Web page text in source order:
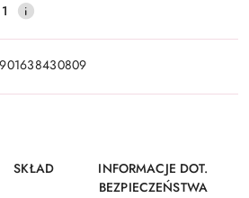
SKŁAD
INFORMACJE DOT.
BEZPIECZEŃSTWA